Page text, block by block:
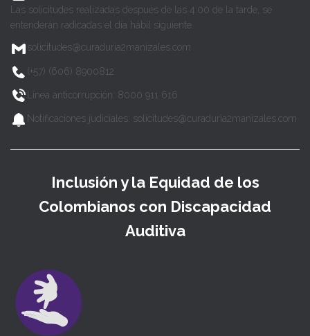
Las solicitudes realizadas después de las 4:00 de la tarde, se
entenderán radicadas el día hábil siguiente.
solicitudes@curaduria2manizales.com
(+57) (606) 8900812
Línea anticorrupción: 8000 911 616
Notificaciones judiciales: solicitudes@curaduria2manizales.com
Inclusión y la Equidad de los
Colombianos con Discapacidad
Auditiva